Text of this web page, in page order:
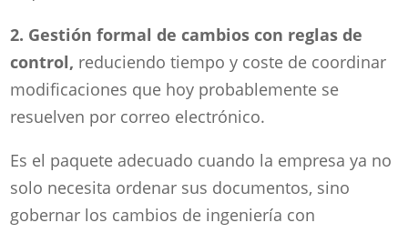
2. Gestión formal de cambios con reglas de
control, reduciendo tiempo y coste de coordinar
modificaciones que hoy probablemente se
resuelven por correo electrónico.
Es el paquete adecuado cuando la empresa ya no
solo necesita ordenar sus documentos, sino
gobernar los cambios de ingeniería con